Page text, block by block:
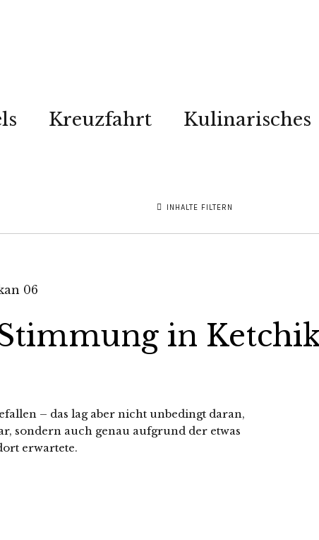
Kreuzfahrt Kulinarisches
INHALTE FILTERN
in
– das lag aber nicht unbedingt daran,
sondern auch genau aufgrund der etwas
erwartete.